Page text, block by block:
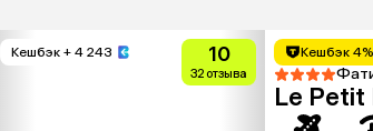
Кешбэк + 4 243 10
32 отзыва
Кешбэк
Le Petit